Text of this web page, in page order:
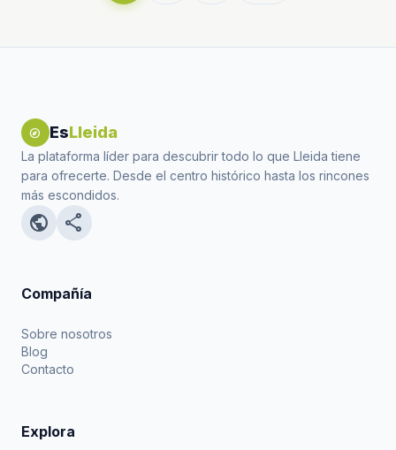
explore EsLleida
La plataforma líder para descubrir todo lo que Lleida tiene
para ofrecerte. Desde el centro histórico hasta los rincones
más escondidos.
public share
Compañía
Sobre nosotros
Blog
Contacto
Explora